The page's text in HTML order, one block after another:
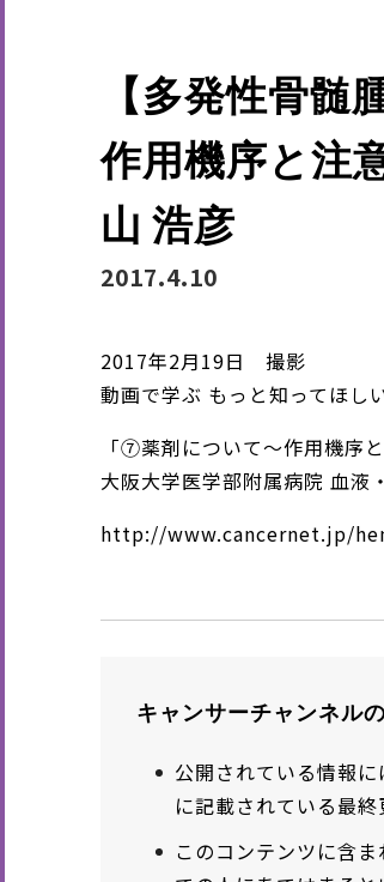
【多発性骨
作用機序と注
山 浩彦
2017.4.10
2017年2月19日 撮影
動画で学ぶ もっと知ってほし
「⑦薬剤について～作用機序
大阪大学医学部附属病院 血
http://www.cancernet.jp/
キャンサーチャンネル
公開されている情報
に記載されている最終
このコンテンツに含